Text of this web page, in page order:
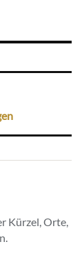
Kürzel, Orte,